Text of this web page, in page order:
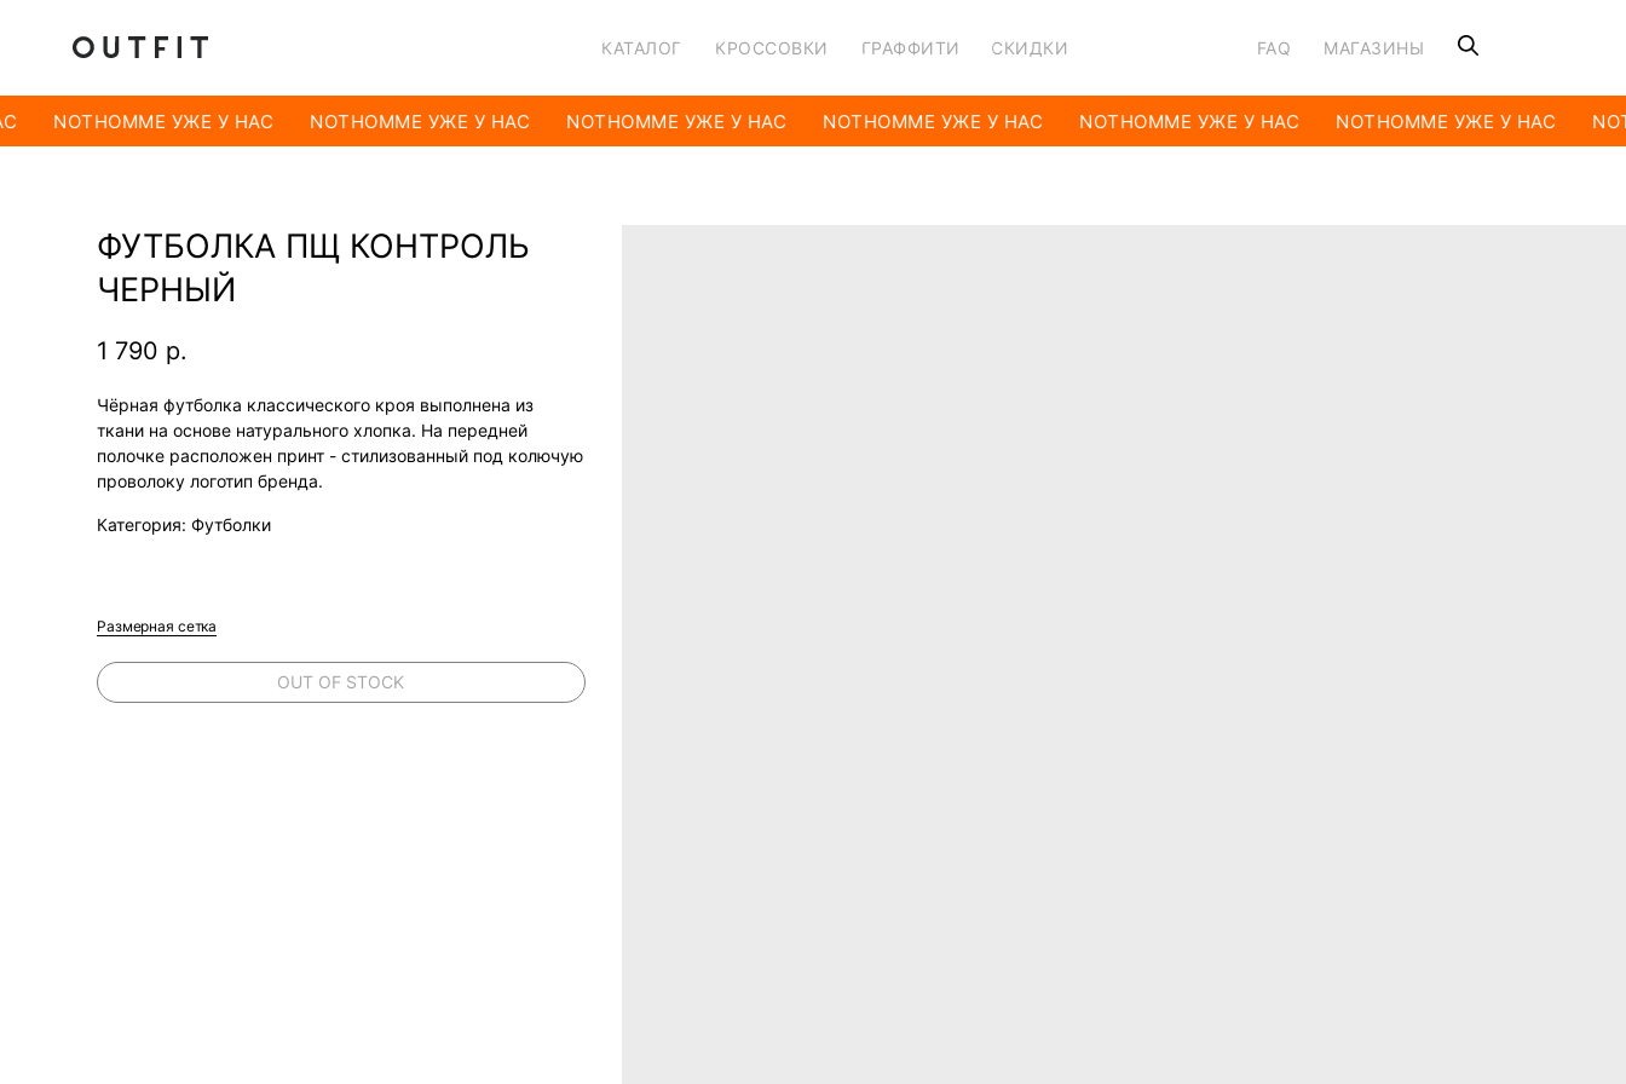
КАТАЛОГ КРОССОВКИ ГРАФФИТИ СКИДКИ FAQ МАГАЗИНЫ
NOTHOMME УЖЕ У НАС NOTHOMME УЖЕ У НАС NOTHOMME УЖЕ У НАС NOTHOMME УЖЕ У НАС NOTHOMME УЖЕ У НАС NOTHOMME УЖЕ У НАС
ФУТБОЛКА ПЩ КОНТРОЛЬ
ЧЕРНЫЙ
1 790 р.
Размерная сетка
OUT OF STOCK
Чёрная футболка классического кроя выполнена из
ткани на основе натурального хлопка. На передней
полочке расположен принт - стилизованный под колючую
проволоку логотип бренда.
Категория: Футболки